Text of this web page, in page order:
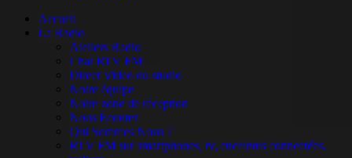
Accueil
La Radio
Ateliers Radio
Chat RTV FM
Direct Video du studio
Notre équipe
Notre zone de réception
Nous Écouter
Qui Sommes Nous ?
RTV FM sur smartphones, tv, enceintes connectées,